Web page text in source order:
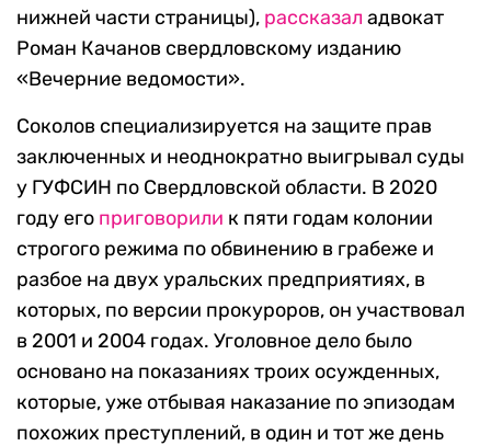
нижней части страницы), рассказал адвокат
Роман Качанов свердловскому изданию
«Вечерние ведомости».
Соколов специализируется на защите прав
заключенных и неоднократно выигрывал суды
у ГУФСИН по Свердловской области. В 2020
году его приговорили к пяти годам колонии
строгого режима по обвинению в грабеже и
разбое на двух уральских предприятиях, в
которых, по версии прокуроров, он участвовал
в 2001 и 2004 годах. Уголовное дело было
основано на показаниях троих осужденных,
которые, уже отбывая наказание по эпизодам
похожих преступлений, в один и тот же день